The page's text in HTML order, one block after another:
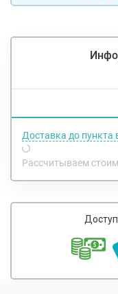
Доставка до пункта
Рассчитываем